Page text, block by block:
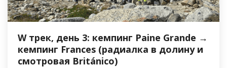
W трек, день 3: кемпинг Paine Grande →
кемпинг Frances (радиалка в долину и
смотровая Británico)